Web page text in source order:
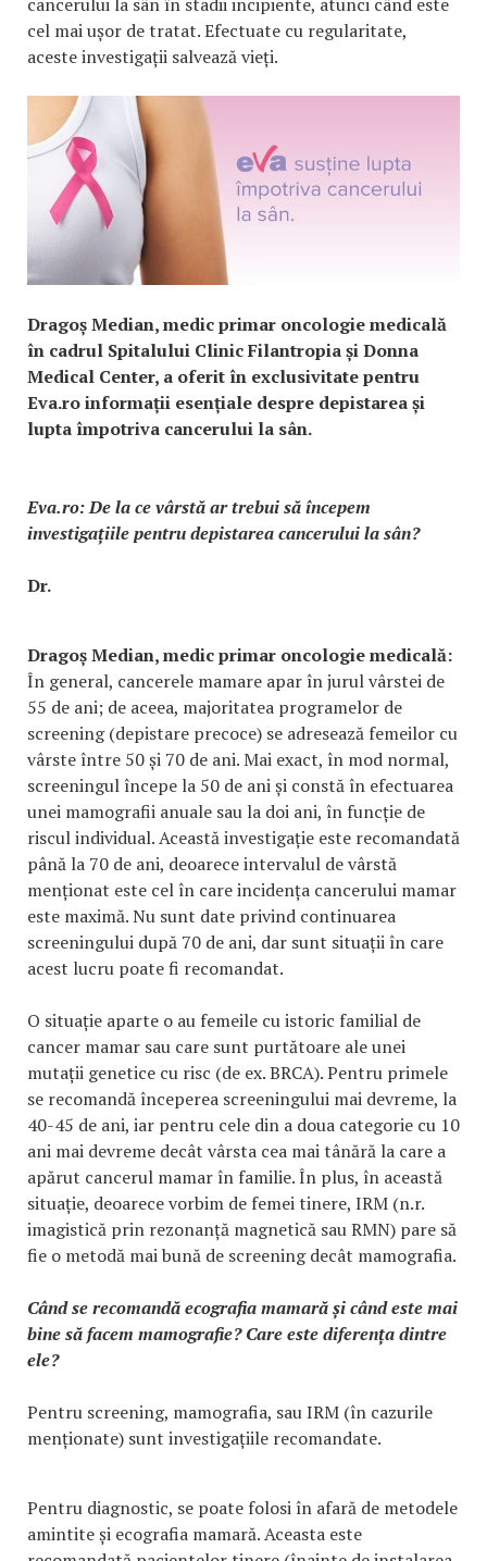
cel mai ușor de tratat. Efectuate cu regularitate,
aceste investigații salvează vieți.
Dragoș Median, medic primar oncologie medicală
în cadrul Spitalului Clinic Filantropia și Donna
Medical Center, a oferit în exclusivitate pentru
Eva.ro informații esențiale despre depistarea și
lupta împotriva cancerului la sân.
Eva.ro: De la ce vârstă ar trebui să începem
investigațiile pentru depistarea cancerului la sân?
Dr.
Dragoș Median, medic primar oncologie medicală:
În general, cancerele mamare apar în jurul vârstei de
55 de ani; de aceea, majoritatea programelor de
screening (depistare precoce) se adresează femeilor cu
vârste între 50 și 70 de ani. Mai exact, în mod normal,
screeningul începe la 50 de ani și constă în efectuarea
unei mamografii anuale sau la doi ani, în funcție de
riscul individual. Această investigație este recomandată
până la 70 de ani, deoarece intervalul de vârstă
menționat este cel în care incidența cancerului mamar
este maximă. Nu sunt date privind continuarea
screeningului după 70 de ani, dar sunt situații în care
acest lucru poate fi recomandat.
O situație aparte o au femeile cu istoric familial de
cancer mamar sau care sunt purtătoare ale unei
mutații genetice cu risc (de ex. BRCA). Pentru primele
se recomandă începerea screeningului mai devreme, la
40-45 de ani, iar pentru cele din a doua categorie cu 10
ani mai devreme decât vârsta cea mai tânără la care a
apărut cancerul mamar în familie. În plus, în această
situație, deoarece vorbim de femei tinere, IRM (n.r.
imagistică prin rezonanță magnetică sau RMN) pare să
fie o metodă mai bună de screening decât mamografia.
Când se recomandă ecografia mamară și când este mai
bine să facem mamografie? Care este diferența dintre
ele?
Pentru screening, mamografia, sau IRM (în cazurile
menționate) sunt investigațiile recomandate.
Pentru diagnostic, se poate folosi în afară de metodele
amintite și ecografia mamară. Aceasta este